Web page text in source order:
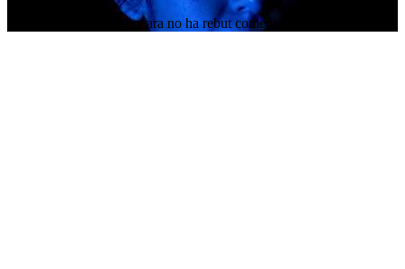
Aquest organitzador encara no ha rebut comentaris dels assistents.